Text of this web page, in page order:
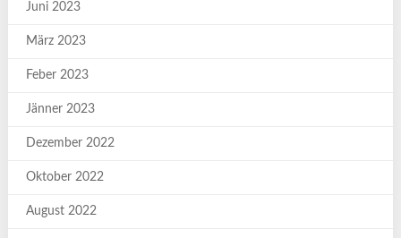
Juni 2023
März 2023
Feber 2023
Jänner 2023
Dezember 2022
Oktober 2022
August 2022